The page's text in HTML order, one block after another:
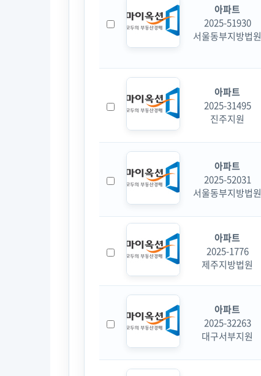
아파트
2025-51930
서울동부지방법원
아파트
2025-31495
진주지원
아파트
2025-52031
서울동부지방법원
아파트
2025-1776
제주지방법원
아파트
2025-32263
대구서부지원